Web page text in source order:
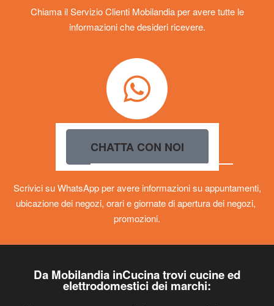
Chiama il Servizio Clienti Mobilandia per avere tutte le
informazioni che desideri ricevere.
CHATTA CON NOI
Scrivici su WhatsApp per avere informazioni su appuntamenti,
ubicazione dei negozi, orari e giornate di apertura dei negozi,
promozioni.
Da Mobilandia inCucina trovi cucine ed
elettrodomestici dei marchi: